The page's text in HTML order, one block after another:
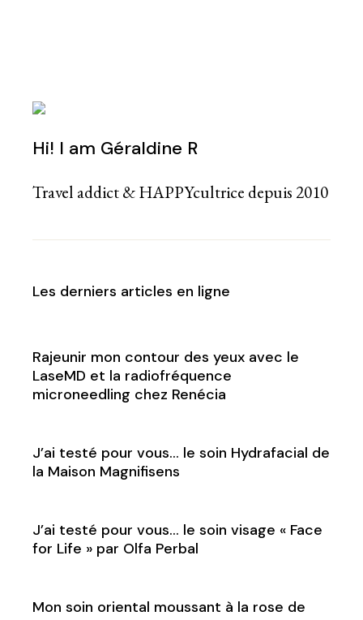
Hi! I am Géraldine R
Travel addict & HAPPYcultrice depuis 2010
Les derniers articles en ligne
Rajeunir mon contour des yeux avec le
LaseMD et la radiofréquence
microneedling chez Renécia
J’ai testé pour vous… le soin Hydrafacial de
la Maison Magnifisens
J’ai testé pour vous… le soin visage « Face
for Life » par Olfa Perbal
Mon soin oriental moussant à la rose de